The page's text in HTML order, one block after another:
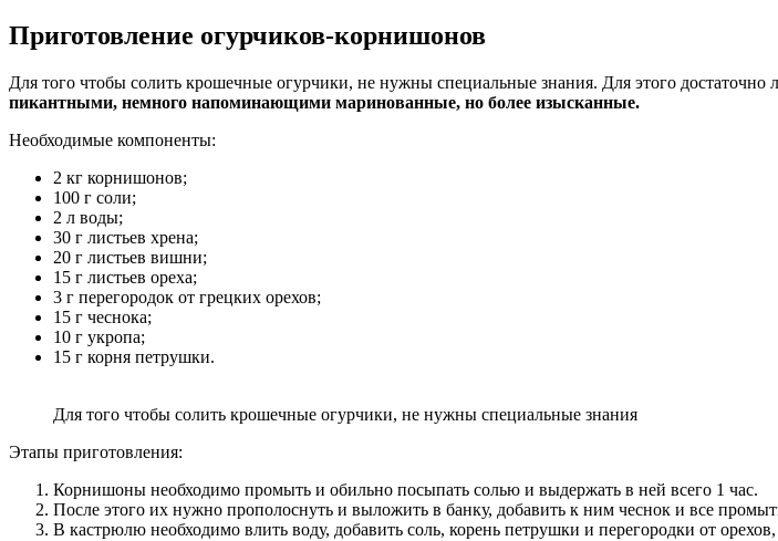
Приготовление огурчиков-корнишонов
Для того чтобы солить крошечные огурчики, не нужны специальные знания. Для этого достаточно
пикантными, немного напоминающими маринованные, но более изысканные.
Необходимые компоненты:
2 кг корнишонов;
100 г соли;
2 л воды;
30 г листьев хрена;
20 г листьев вишни;
15 г листьев ореха;
3 г перегородок от грецких орехов;
15 г чеснока;
10 г укропа;
15 г корня петрушки.
Для того чтобы солить крошечные огурчики, не нужны специальные знания
Этапы приготовления:
Корнишоны необходимо промыть и обильно посыпать солью и выдержать в ней всего 1 час.
После этого их нужно прополоснуть и выложить в банку, добавить к ним чеснок и все
В кастрюлю необходимо влить воду, добавить соль, корень петрушки и перегородки от орехов,